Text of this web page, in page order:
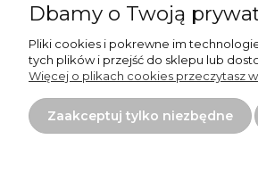
Twoje zamówienia
Ustawienia konta
Przechowalnia
Dbamy o Twoją
Pliki cookies i pokrewne im
tych plików i przejść do sklepu lub
Więcej o plikach cookies przeczytasz
Zaakceptuj tylko niezbędne